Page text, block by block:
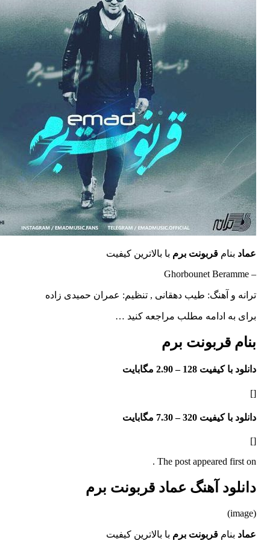
عماد بنام قربونت برم با بالاترین کیفیت
– Ghorbounet Beramme
ترانه و آهنگ: طیب دهقانی , تنظیم: عمران حمیدی زاده
برای به ادامه مطلب مراجعه کنید …
بنام قربونت برم
دانلود با کیفیت 128 – 2.90 مگابایت
[]
دانلود با کیفیت 320 – 7.30 مگابایت
[]
The post appeared first on .
دانلود آهنگ عماد قربونت برم
(image)
عماد بنام قربونت برم با بالاترین کیفیت